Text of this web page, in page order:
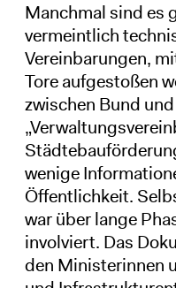
Manchmal sind es
vermeintlich
Vereinbarungen,
Tore aufgestoßen
zwischen Bund
wenige
Öffentlichkeit.
war über lange
involviert. Das
den Ministerinnen